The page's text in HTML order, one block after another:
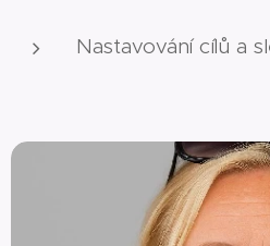
Nastavování cílů a